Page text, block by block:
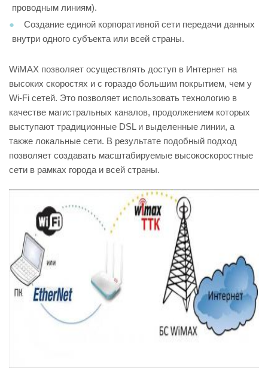
проводным линиям).
Создание единой корпоративной сети передачи данных
внутри одного субъекта или всей страны.
WiMAX позволяет осуществлять доступ в Интернет на
высоких скоростях и с гораздо большим покрытием, чем у
Wi-Fi сетей. Это позволяет использовать технологию в
качестве магистральных каналов, продолжением которых
выступают традиционные DSL и выделенные линии, а
также локальные сети. В результате подобный подход
позволяет создавать масштабируемые высокоскоростные
сети в рамках города и всей страны.